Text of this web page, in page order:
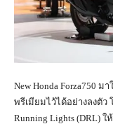
New Honda Forza750
พรีเมียมไว้ได้อย่างลงตัว
Running Lights (DRL)